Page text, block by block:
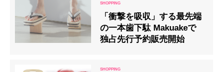
「衝撃を吸収」する最先端
の一本歯下駄 Makuakeで
独占先行予約販売開始